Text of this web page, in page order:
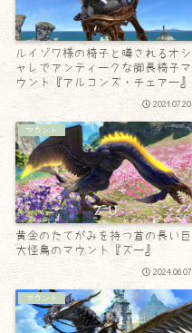
ルイゾワ様の椅子と噂されるオシ
ャレでアンティークな脚長椅子マ
ウント『アルコンズ・チェアー』
2021.07.20
マウント
黄金のたてがみを持つ首の長い巨
大怪鳥のマウント『ズー』
2024.06.07
マウント